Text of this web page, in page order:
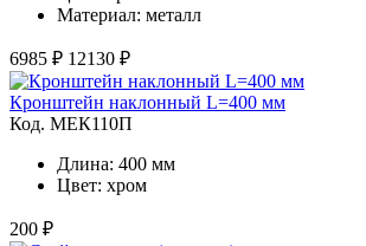
Материал: металл
6985 ₽ 12130 ₽
Кронштейн наклонный L=400 мм
Код. MЕК110П
Длина: 400 мм
Цвет: хром
200 ₽